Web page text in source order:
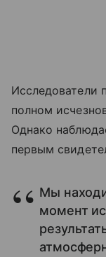
Исследователи
полном
Однако
первым
Мы
момент